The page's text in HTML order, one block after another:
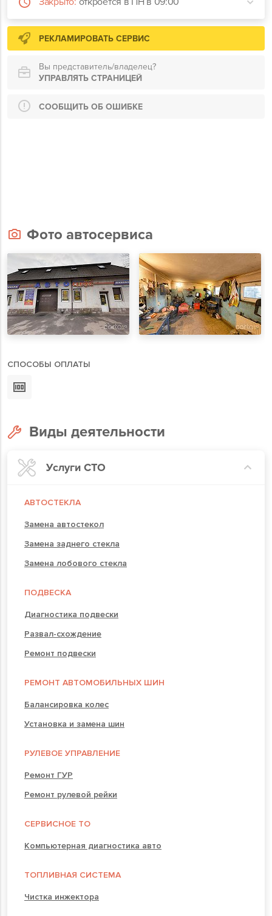
РЕКЛАМИРОВАТЬ СЕРВИС
Вы представитель/владелец?
УПРАВЛЯТЬ СТРАНИЦЕЙ
СООБЩИТЬ ОБ ОШИБКЕ
Фото автосервиса
СПОСОБЫ ОПЛАТЫ
Виды деятельности
Услуги СТО
АВТОСТЕКЛА
Замена автостекол
Замена заднего стекла
Замена лобового стекла
ПОДВЕСКА
Диагностика подвески
Развал-схождение
Ремонт подвески
РЕМОНТ АВТОМОБИЛЬНЫХ ШИН
Балансировка колес
Установка и замена шин
РУЛЕВОЕ УПРАВЛЕНИЕ
Ремонт ГУР
Ремонт рулевой рейки
СЕРВИСНОЕ ТО
Компьютерная диагностика авто
ТОПЛИВНАЯ СИСТЕМА
Чистка инжектора